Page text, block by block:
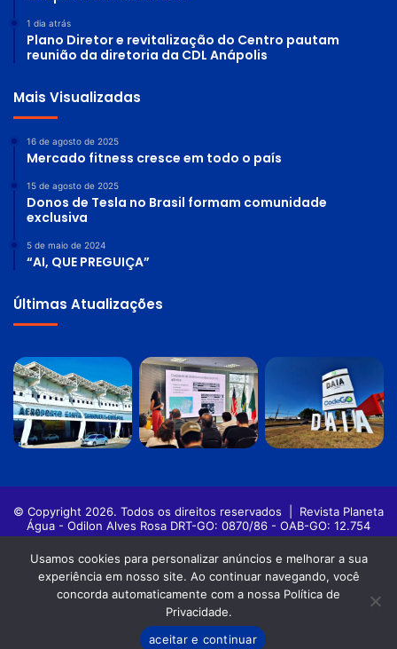
1 dia atrás
Plano Diretor e revitalização do Centro pautam
reunião da diretoria da CDL Anápolis
Mais Visualizadas
16 de agosto de 2025
Mercado fitness cresce em todo o país
15 de agosto de 2025
Donos de Tesla no Brasil formam comunidade
exclusiva
5 de maio de 2024
“AI, QUE PREGUIÇA”
Últimas Atualizações
© Copyright 2026. Todos os direitos reservados | Revista Planeta
Água - Odilon Alves Rosa DRT-GO: 0870/86 - OAB-GO: 12.754
Facebook
TwitterPinterestYouTubeInstagram
Usamos cookies para personalizar anúncios e melhorar a sua
experiência em nosso site. Ao continuar navegando, você
concorda automaticamente com a nossa Política de
Privacidade.
aceitar e continuar